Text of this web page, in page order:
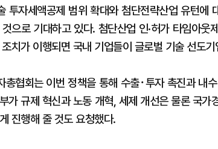
투자세액공제 범위 확대와 첨단전략산업 유턴에
으로 기대하고 있다. 첨단산업 인·허가 타임아
치가 이행되면 국내 기업들이 글로벌 기술 선도
총협회는 이번 정책을 통해 수출･투자 촉진과 내
가 규제 혁신과 노동 개혁, 세제 개선은 물론 국
진행해 줄 것도 요청했다.